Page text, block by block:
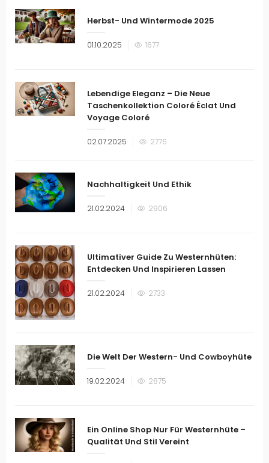
Herbst- Und Wintermode 2025
Veröffentlicht
01.10.2025 1677
Lebendige Eleganz – Die Neue
Taschenkollektion Coloré Éclat Und
Voyage Coloré
Veröffentlicht
02.07.2025 2776
Nachhaltigkeit Und Ethik
Veröffentlicht
21.02.2024 2906
Ultimativer Guide Zu Westernhüten:
Entdecken Und Inspirieren Lassen
Veröffentlicht
21.02.2024 2733
Die Welt Der Western- Und Cowboyhüte
Veröffentlicht
19.02.2024 2875
Ein Online Shop Nur Für Westernhüte –
Qualität Und Stil Vereint